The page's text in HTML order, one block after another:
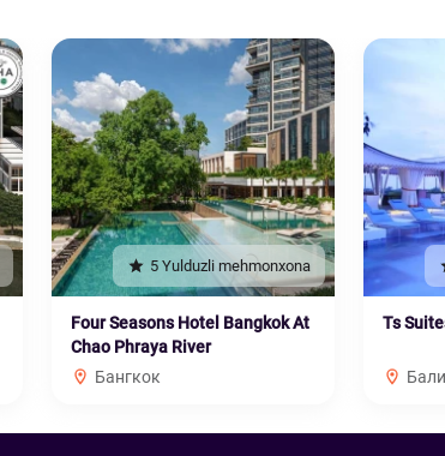
5 Yulduzli mehmonxona
Four Seasons Hotel Bangkok At
Chao Phraya River
Бангкок
Ts
Бали